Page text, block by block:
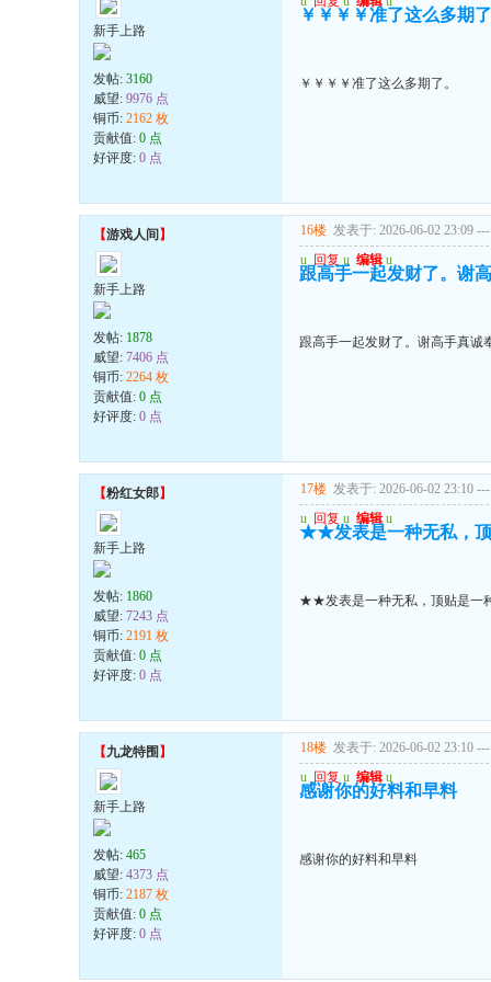
新手上路
发帖: 3160
威望: 9976 点
铜币: 2162 枚
贡献值: 0 点
好评度: 0 点
￥￥￥￥准了这么多期
￥￥￥￥准了这么多期了。
【游戏人间 】
新手上路
发帖: 1878
威望: 7406 点
铜币: 2264 枚
贡献值: 0 点
好评度: 0 点
16楼 发表于: 2026-06-02 23:09 ---
u 回复 u 编辑 u
跟高手一起发财了。谢
跟高手一起发财了。谢高手真诚
【粉红女郎】
新手上路
发帖: 1860
威望: 7243 点
铜币: 2191 枚
贡献值: 0 点
好评度: 0 点
17楼 发表于: 2026-06-02 23:10 ---
u 回复 u 编辑 u
★★发表是一种无私，
★★发表是一种无私，顶贴是一
【九龙特围 】
新手上路
发帖: 465
威望: 4373 点
铜币: 2187 枚
贡献值: 0 点
好评度: 0 点
18楼 发表于: 2026-06-02 23:10 ---
u 回复 u 编辑 u
感谢你的好料和早料
感谢你的好料和早料